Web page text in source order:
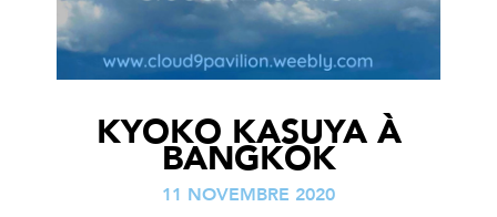
KYOKO KASUYA À
BANGKOK
11 NOVEMBRE 2020